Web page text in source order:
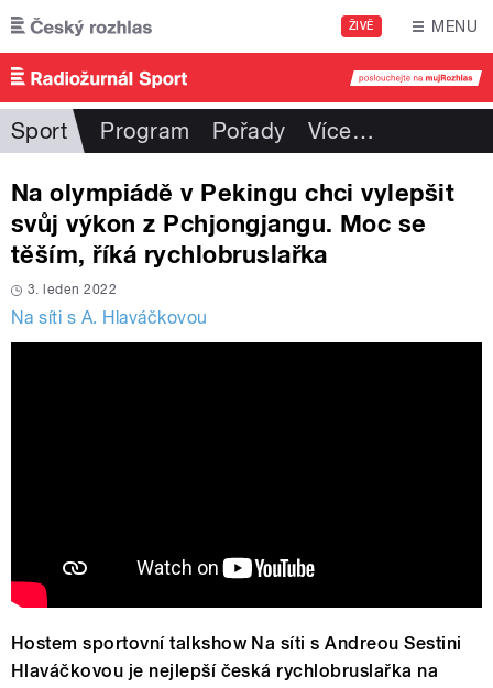
Přejít k hlavnímu obsahu
ŽIVĚ MENU
Sport Program Pořady Více…
Na olympiádě v Pekingu chci vylepšit
svůj výkon z Pchjongjangu. Moc se
těším, říká rychlobruslařka
3. leden 2022
Na síti s A. Hlaváčkovou
Hostem sportovní talkshow Na síti s Andreou Sestini
Hlaváčkovou je nejlepší česká rychlobruslařka na